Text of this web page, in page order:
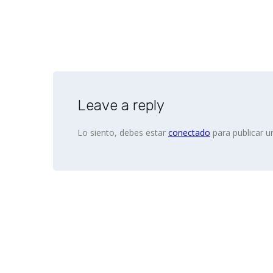
Leave a reply
Lo siento, debes estar conectado para publicar